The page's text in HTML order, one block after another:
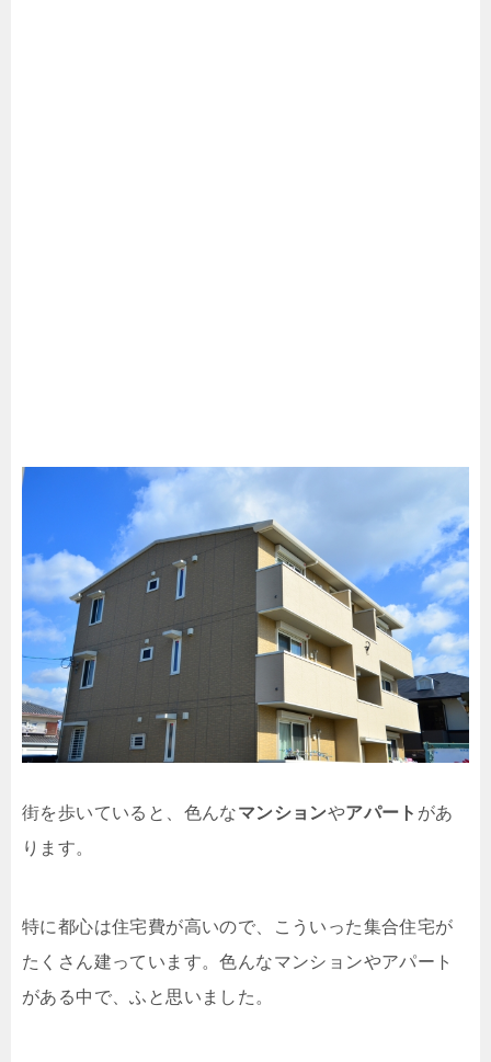
街を歩いていると、色んなマンションやアパート があ
ります。
特に都心は住宅費が高いので、こういった集合住宅が
たくさん建っています。色んなマンションやアパート
がある中で、ふと思いました。